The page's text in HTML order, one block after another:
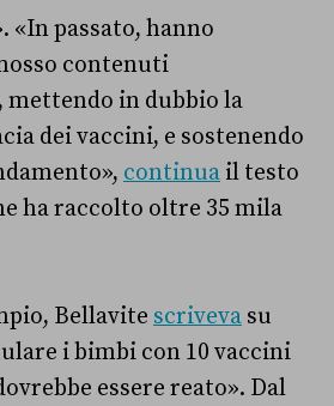
«In passato, hanno
contenuti
in dubbio la
dei vaccini, e sostenendo
continua il testo
ha raccolto oltre 35 mila
Bellavite scriveva su
i bimbi con 10 vaccini
essere reato». Dal